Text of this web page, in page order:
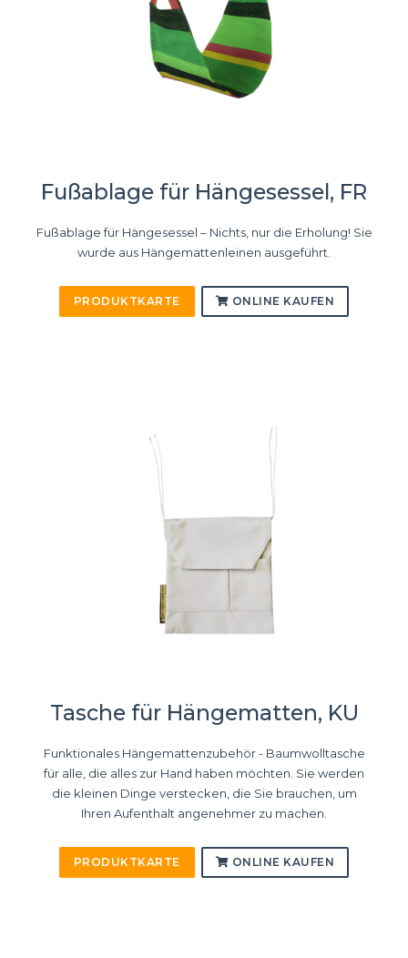
Fußablage für Hängesessel, FR
Fußablage für Hängesessel – Nichts, nur die Erholung! Sie
wurde aus Hängemattenleinen ausgeführt.
PRODUKTKARTE ONLINE KAUFEN
Tasche für Hängematten, KU
Funktionales Hängemattenzubehör - Baumwolltasche
für alle, die alles zur Hand haben möchten. Sie werden
die kleinen Dinge verstecken, die Sie brauchen, um
Ihren Aufenthalt angenehmer zu machen.
PRODUKTKARTE ONLINE KAUFEN